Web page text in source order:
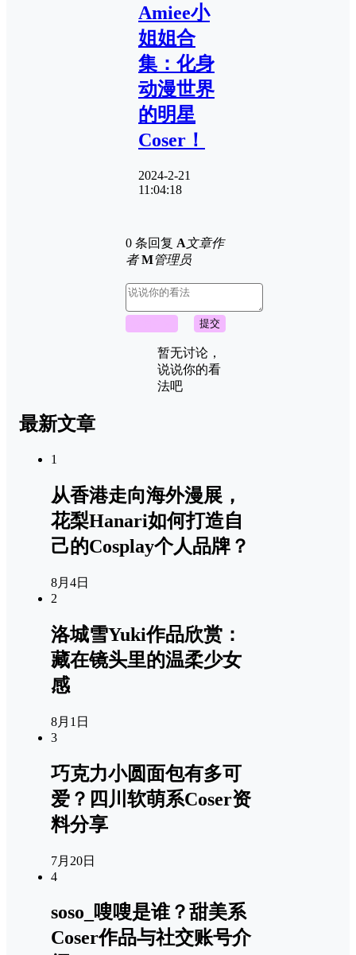
Amiee小
姐姐合
集：化身
动漫世界
的明星
Coser！
2024-2-21
11:04:18
0 条回复 A文章作
者 M管理员
提交
暂无讨论，
说说你的看
法吧
最新文章
1
从香港走向海外漫展，
花梨Hanari如何打造自
己的Cosplay个人品牌？
8月4日
2
洛城雪Yuki作品欣赏：
藏在镜头里的温柔少女
感
8月1日
3
巧克力小圆面包有多可
爱？四川软萌系Coser资
料分享
7月20日
4
soso_嗖嗖是谁？甜美系
Coser作品与社交账号介